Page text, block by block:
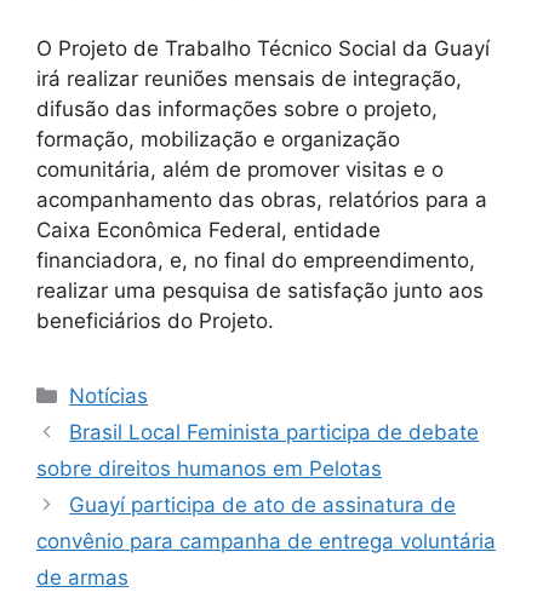
O Projeto de Trabalho Técnico Social da Guayí
irá realizar reuniões mensais de integração,
difusão das informações sobre o projeto,
formação, mobilização e organização
comunitária, além de promover visitas e o
acompanhamento das obras, relatórios para a
Caixa Econômica Federal, entidade
financiadora, e, no final do empreendimento,
realizar uma pesquisa de satisfação junto aos
beneficiários do Projeto.
Categorias
Notícias
Brasil Local Feminista participa de debate
sobre direitos humanos em Pelotas
Guayí participa de ato de assinatura de
convênio para campanha de entrega voluntária
de armas